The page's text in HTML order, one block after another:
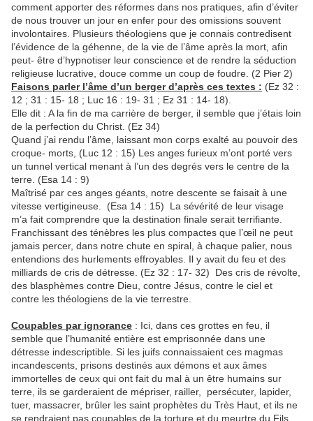
comment apporter des réformes dans nos pratiques, afin d’éviter
de nous trouver un jour en enfer pour des omissions souvent
involontaires. Plusieurs théologiens que je connais contredisent
l’évidence de la géhenne, de la vie de l’âme après la mort, afin
peut- être d’hypnotiser leur conscience et de rendre la séduction
religieuse lucrative, douce comme un coup de foudre. (2 Pier 2)
Faisons parler l’âme d’un berger d’après ces textes : (Ez 32 :
12 ; 31 : 15- 18 ; Luc 16 : 19- 31 ; Ez 31 : 14- 18).
Elle dit : A la fin de ma carrière de berger, il semble que j’étais loin
de la perfection du Christ. (Ez 34)
Quand j’ai rendu l’âme, laissant mon corps exalté au pouvoir des
croque- morts, (Luc 12 : 15) Les anges furieux m’ont porté vers
un tunnel vertical menant à l’un des degrés vers le centre de la
terre. (Esa 14 : 9)
Maîtrisé par ces anges géants, notre descente se faisait à une
vitesse vertigineuse. (Esa 14 : 15) La sévérité de leur visage
m’a fait comprendre que la destination finale serait terrifiante.
Franchissant des ténèbres les plus compactes que l’œil ne peut
jamais percer, dans notre chute en spiral, à chaque palier, nous
entendions des hurlements effroyables. Il y avait du feu et des
milliards de cris de détresse. (Ez 32 : 17- 32) Des cris de révolte,
des blasphèmes contre Dieu, contre Jésus, contre le ciel et
contre les théologiens de la vie terrestre.
Coupables par ignorance : Ici, dans ces grottes en feu, il
semble que l’humanité entière est emprisonnée dans une
détresse indescriptible. Si les juifs connaissaient ces magmas
incandescents, prisons destinés aux démons et aux âmes
immortelles de ceux qui ont fait du mal à un être humains sur
terre, ils se garderaient de mépriser, railler, persécuter, lapider,
tuer, massacrer, brûler les saint prophètes du Très Haut, et ils ne
se rendraient pas coupables de la torture et du meurtre du Fils